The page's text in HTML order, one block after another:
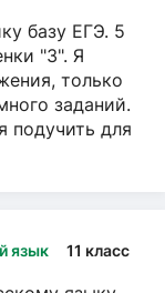
базу ЕГЭ. 5
"3". Я
только
заданий.
подучить для
язык 11 класс